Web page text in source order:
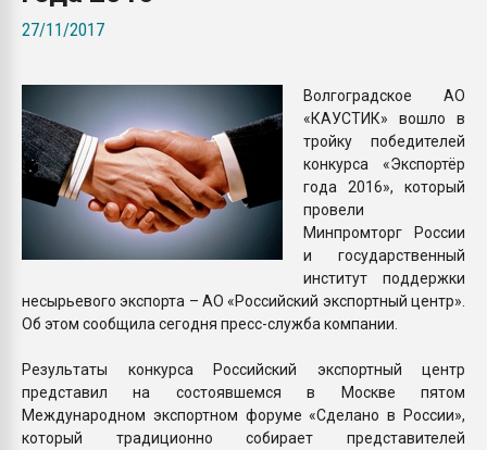
ПЕРЕЙТИ НА
27/11/2017
Волгоградское АО
«КАУСТИК» вошло в
тройку победителей
конкурса «Экспортёр
года 2016», который
провели
Минпромторг России
и государственный
институт поддержки
несырьевого экспорта – АО «Российский экспортный центр».
Об этом сообщила сегодня пресс-служба компании.
Результаты конкурса Российский экспортный центр
представил на состоявшемся в Москве пятом
Международном экспортном форуме «Сделано в России»,
который традиционно собирает представителей